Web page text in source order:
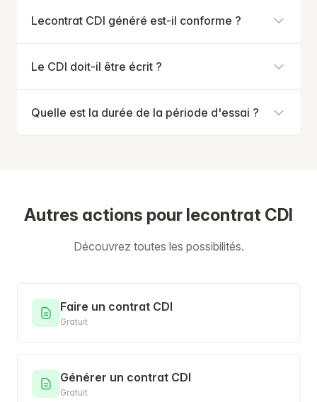
Lecontrat CDI généré est-il conforme ?
Le CDI doit-il être écrit ?
Quelle est la durée de la période d'essai ?
Autres actions pour lecontrat CDI
Découvrez toutes les possibilités.
Faire un contrat CDI
Gratuit
Générer un contrat CDI
Gratuit